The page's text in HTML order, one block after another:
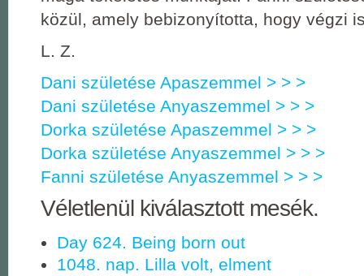
közül, amely bebizonyította, hogy végzi
L. Z.
Dani születése Apaszemmel > > >
Dani születése Anyaszemmel > > >
Dorka születése Apaszemmel > > >
Dorka születése Anyaszemmel > > >
Fanni születése Anyaszemmel > > >
Véletlenül kiválasztott mesék.
Day 624. Being born out
1048. nap. Lilla volt, elment